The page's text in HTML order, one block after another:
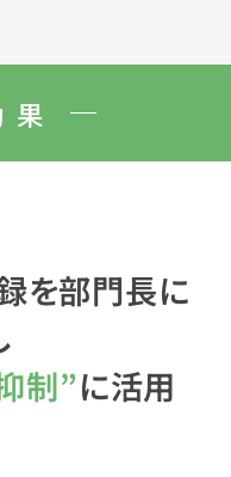
を部門長に
制”に活用